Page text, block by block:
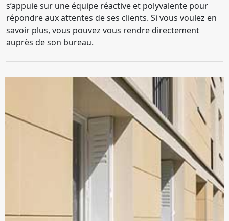
s’appuie sur une équipe réactive et polyvalente pour
répondre aux attentes de ses clients. Si vous voulez en
savoir plus, vous pouvez vous rendre directement
auprès de son bureau.